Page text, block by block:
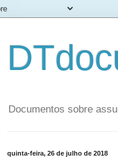
Documentos sobre
quinta-feira, 26 de julho de 2018